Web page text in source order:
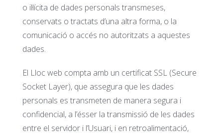
o il·lícita de dades personals transmeses,
conservats o tractats d’una altra forma, o la
comunicació o accés no autoritzats a aquestes
dades.
El Lloc web compta amb un certificat SSL (Secure
Socket Layer), que assegura que les dades
personals es transmeten de manera segura i
confidencial, a l’ésser la transmissió de les dades
entre el servidor i l’Usuari, i en retroalimentació,